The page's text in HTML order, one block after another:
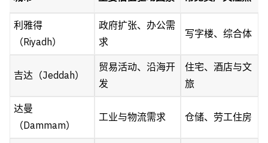
利雅得
（Riyadh）
政府扩张、办公需
求
写字楼、综合体
吉达（Jeddah）
贸易活动、沿海开
发
住宅、酒店与文
旅
达曼
（Dammam）
工业与物流需求 仓储、劳工住房